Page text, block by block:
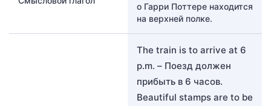
о Гарри Поттере находится
на верхней полке.
The train is to arrive at 6
p.m. – Поезд должен
прибыть в 6 часов.
Beautiful stamps are to be